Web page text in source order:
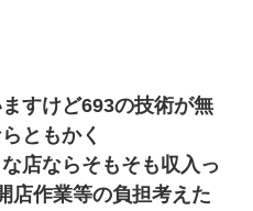
すけど693の技術が無
ともかく
店ならそもそも収入っ
店作業等の負担考えた